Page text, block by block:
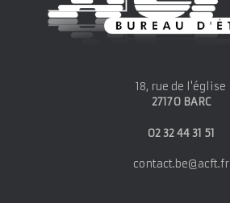
18, rue de l'église
27170 BARC
02 32 44 31 51
contact.be@acft.fr